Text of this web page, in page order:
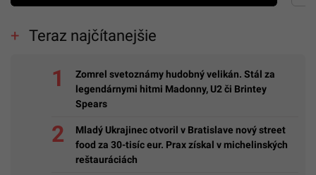
Teraz najčítanejšie
Zomrel svetoznámy hudobný velikán. Stál za
legendárnymi hitmi Madonny, U2 či Brintey
Spears
Mladý Ukrajinec otvoril v Bratislave nový street
food za 30-tisíc eur. Prax získal v michelinských
reštauráciách